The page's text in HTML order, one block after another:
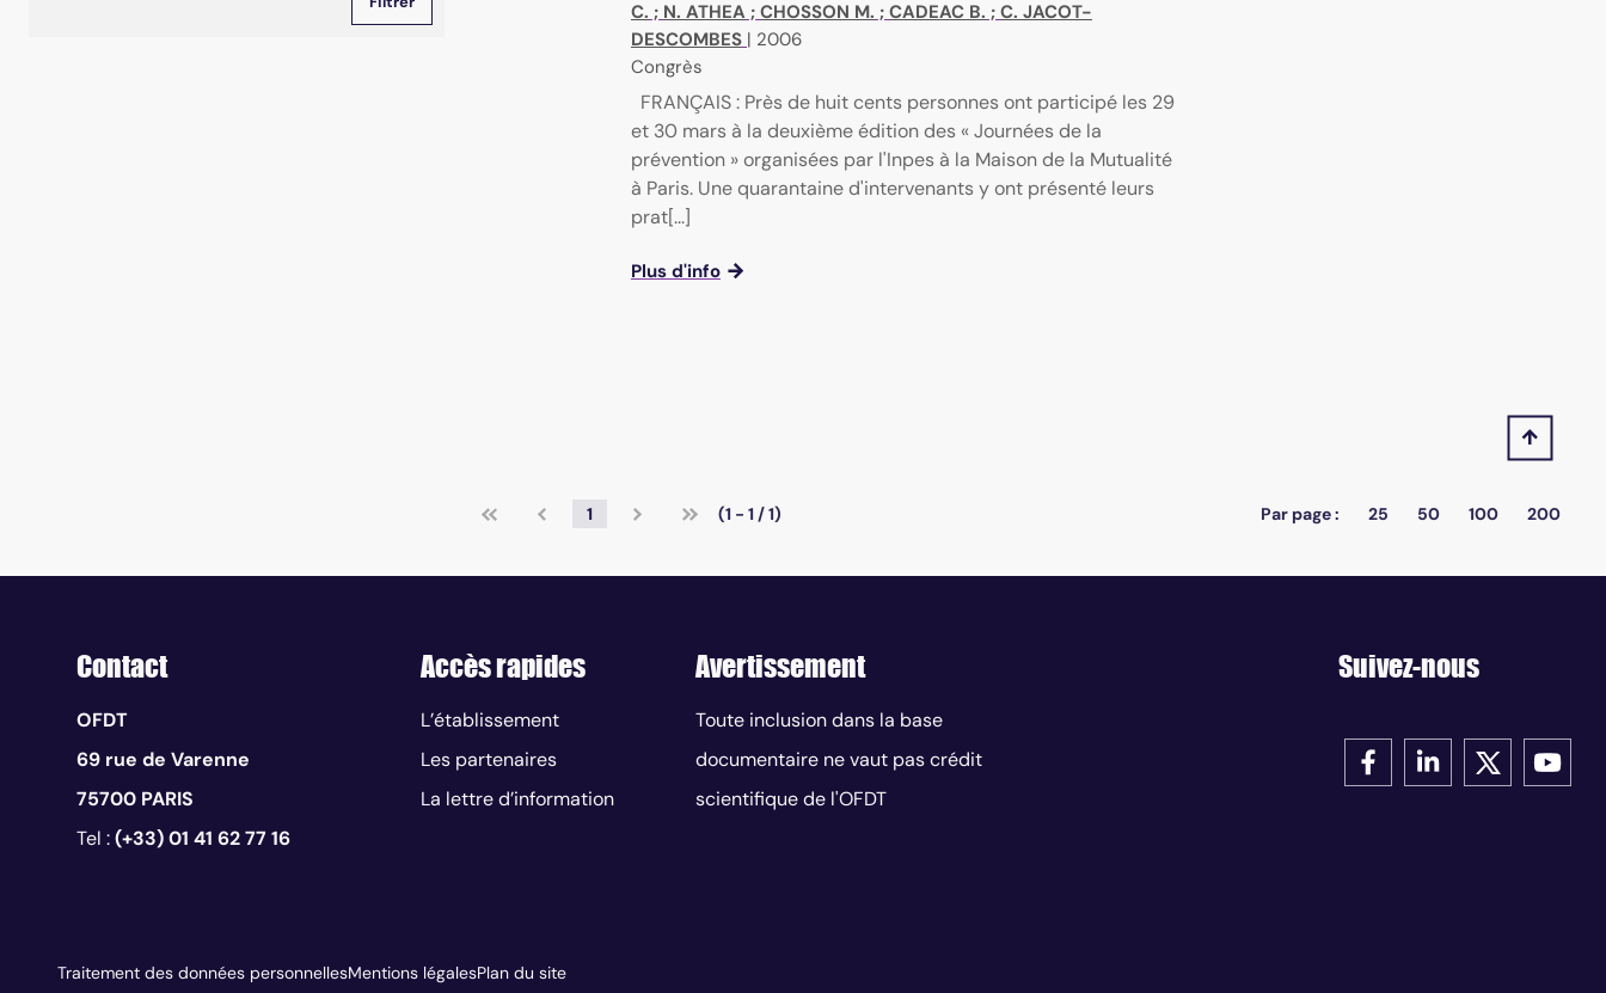
C. ; N. ATHEA ; CHOSSON M. ; CADEAC B. ; C. JACOT-
DESCOMBES | 2006
Congrès
FRANÇAIS : Près de huit cents personnes ont participé les 29
et 30 mars à la deuxième édition des « Journées de la
prévention » organisées par l'Inpes à la Maison de la Mutualité
à Paris. Une quarantaine d'intervenants y ont présenté leurs
prat[...]
Plus d'info
1 (1 - 1 / 1) Par page : 25 50 100 200
Contact
OFDT
69 rue de Varenne
75700 PARIS
Tel :(+33) 01 41 62 77 16
Accès rapides
L’établissement
Les partenaires
La lettre d’information
Avertissement
Toute inclusion dans la base
documentaire ne vaut pas crédit
scientifique de l'OFDT
Suivez-nous
Traitement des données personnellesMentions légalesPlan du site